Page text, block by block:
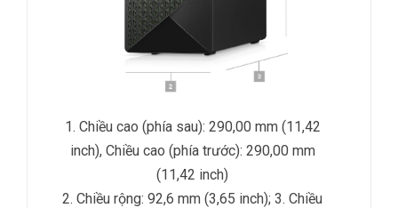
1. Chiều cao (phía sau): 290,00 mm (11,42
inch), Chiều cao (phía trước): 290,00 mm
(11,42 inch)
2. Chiều rộng: 92,6 mm (3,65 inch); 3. Chiều